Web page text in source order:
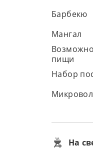
Барбекю
Мангал
пищи
Набор
На